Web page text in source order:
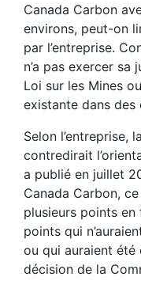
Canada Carbon
environs, peut-on
par l’entreprise.
n’a pas exercer
Loi sur les Mines
existante dans des
Selon l’entreprise,
contredirait
a publié en juillet
Canada Carbon,
plusieurs points
points qui
ou qui auraient
décision de la